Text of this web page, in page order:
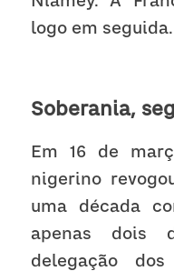
logo em seguida.
Soberania,
Em 16 de
nigerino
uma década
apenas dois
delegação